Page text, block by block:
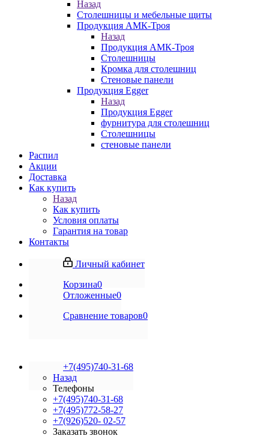
Назад
Столешницы и мебельные щиты
Продукция АМК-Троя
Назад
Продукция АМК-Троя
Столешницы
Кромка для столешниц
Стеновые панели
Продукция Egger
Назад
Продукция Egger
фурнитура для столешниц
Столешницы
стеновые панели
Распил
Акции
Доставка
Как купить
Назад
Как купить
Условия оплаты
Гарантия на товар
Контакты
Личный кабинет
Корзина0
Отложенные0
Сравнение товаров0
+7(495)740-31-68
Назад
Телефоны
+7(495)740-31-68
+7(495)772-58-27
+7(926)520- 02-57
Заказать звонок